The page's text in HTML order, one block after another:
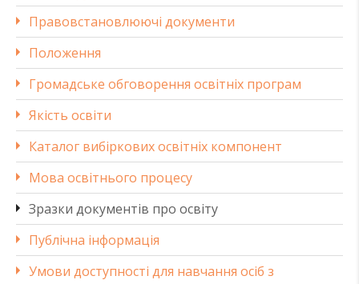
Правовстановлюючі документи
Положення
Громадське обговорення освітніх програм
Якість освіти
Каталог вибіркових освітніх компонент
Мова освітнього процесу
Зразки документів про освіту
Публічна інформація
Умови доступності для навчання осіб з